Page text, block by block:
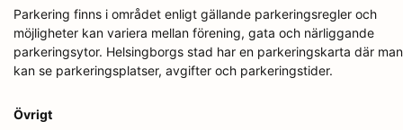
Parkering finns i området enligt gällande parkeringsregler och
möjligheter kan variera mellan förening, gata och närliggande
parkeringsytor. Helsingborgs stad har en parkeringskarta där man
kan se parkeringsplatser, avgifter och parkeringstider.
Övrigt